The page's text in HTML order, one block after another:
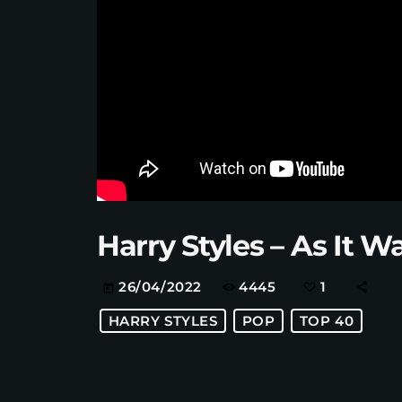
Harry Styles – As It
26/04/2022 4445 1
HARRY STYLES POP TOP 40